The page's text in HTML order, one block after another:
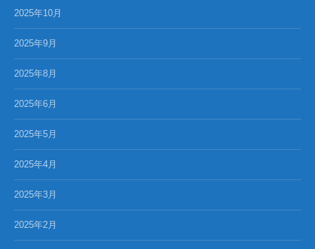
2025年10月
2025年9月
2025年8月
2025年6月
2025年5月
2025年4月
2025年3月
2025年2月